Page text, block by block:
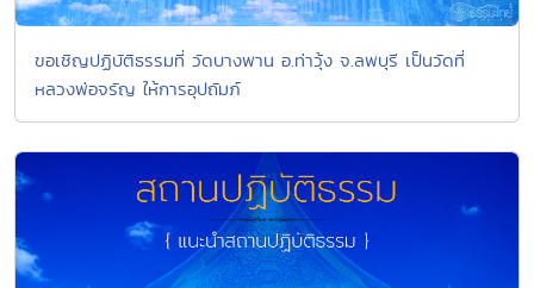
ขอเชิญปฏิบัติธรรมที่ วัดบางพาน อ.ท่าวุ้ง จ.ลพบุรี เป็นวัดที่
หลวงพ่อจรัญ ให้การอุปถัมภ์